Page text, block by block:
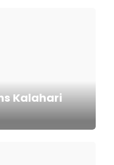
Kalahari